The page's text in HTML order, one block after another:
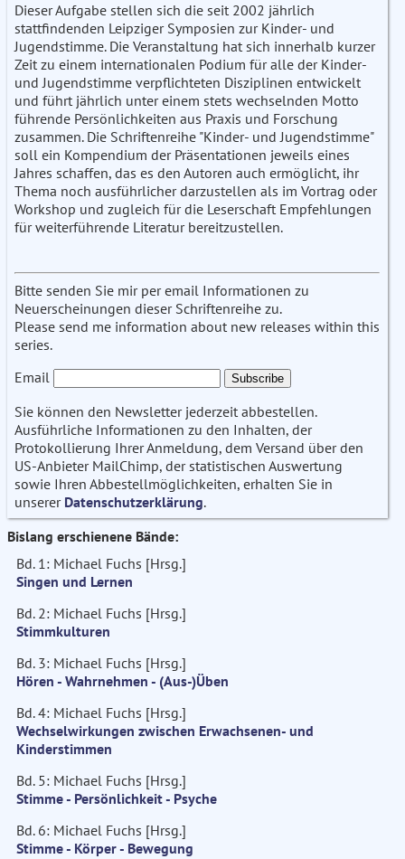
Dieser Aufgabe stellen sich die seit 2002 jährlich
stattfindenden Leipziger Symposien zur Kinder- und
Jugendstimme. Die Veranstaltung hat sich innerhalb kurzer
Zeit zu einem internationalen Podium für alle der Kinder-
und Jugendstimme verpflichteten Disziplinen entwickelt
und führt jährlich unter einem stets wechselnden Motto
führende Persönlichkeiten aus Praxis und Forschung
zusammen. Die Schriftenreihe "Kinder- und Jugendstimme"
soll ein Kompendium der Präsentationen jeweils eines
Jahres schaffen, das es den Autoren auch ermöglicht, ihr
Thema noch ausführlicher darzustellen als im Vortrag oder
Workshop und zugleich für die Leserschaft Empfehlungen
für weiterführende Literatur bereitzustellen.
Bitte senden Sie mir per email Informationen zu
Neuerscheinungen dieser Schriftenreihe zu.
Please send me information about new releases within this
series.
Email
Sie können den Newsletter jederzeit abbestellen.
Ausführliche Informationen zu den Inhalten, der
Protokollierung Ihrer Anmeldung, dem Versand über den
US-Anbieter MailChimp, der statistischen Auswertung
sowie Ihren Abbestellmöglichkeiten, erhalten Sie in
unserer Datenschutzerklärung.
Bislang erschienene Bände:
Bd. 1: Michael Fuchs [Hrsg.]
Singen und Lernen
Bd. 2: Michael Fuchs [Hrsg.]
Stimmkulturen
Bd. 3: Michael Fuchs [Hrsg.]
Hören - Wahrnehmen - (Aus-)Üben
Bd. 4: Michael Fuchs [Hrsg.]
Wechselwirkungen zwischen Erwachsenen- und
Kinderstimmen
Bd. 5: Michael Fuchs [Hrsg.]
Stimme - Persönlichkeit - Psyche
Bd. 6: Michael Fuchs [Hrsg.]
Stimme - Körper - Bewegung